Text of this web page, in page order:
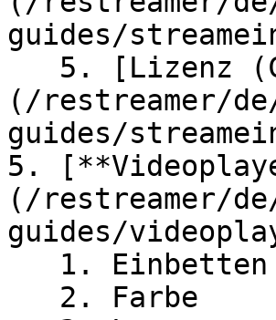
guides/
(/restreamer/
guides/
5.
(/restreamer/
guides/